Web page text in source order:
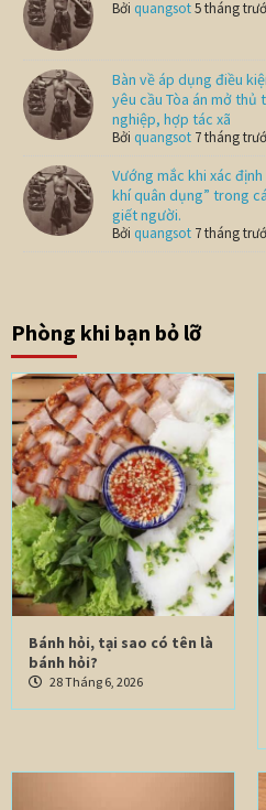
Bởi quangsot5 tháng
Bàn về áp dụng điều
yêu cầu Tòa án mở thủ
nghiệp, hợp tác xã
Bởi quangsot 7 tháng
Vướng mắc khi xác
khí quân dụng” trong
giết người.
Bởi quangsot 7 tháng
Phòng khi bạn bỏ lỡ
Bánh hỏi, tại sao có tên là
bánh hỏi?
28 Tháng 6, 2026